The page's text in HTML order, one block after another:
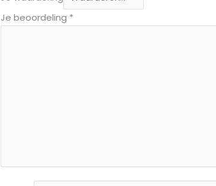
Je beoordeling *